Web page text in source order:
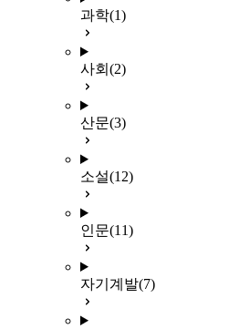
과학(1)
사회 (2)
산문(3)
소설(12)
인문(11)
자기계발(7)